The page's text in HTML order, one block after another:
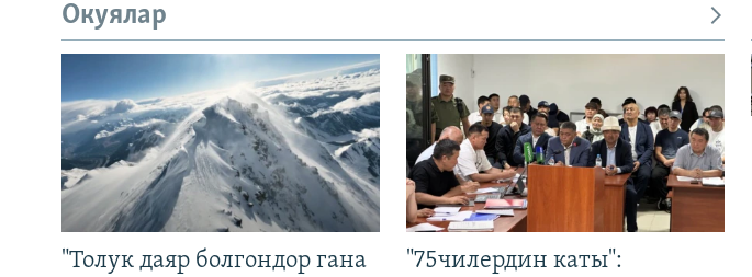
Окуялар
"Толук даяр болгондор гана
"75чилердин каты":